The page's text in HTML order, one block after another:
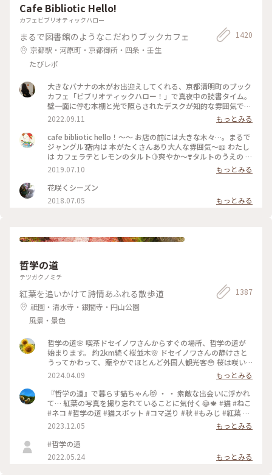
Cafe Bibliotic Hello!
カフェビブリオティックハロー
まるで図書館のようなこだわりブックカフェ
京都駅・河原町・京都御所・四条・壬生
たびレポ
1420
大きなバナナの木がお出迎えしてくれる、京都清明町のブック
カフェ「ビブリオティックハロー！」で真夜中の読書タイム。
壁一面に佇む本棚と光で照らされたデスクが知的な雰囲気で、
これぞ大人カフェでした。2階に貫けている本棚を見に行く
と、ちょっとスケスケの渡り廊下でスリリング。スイーツもド
リンクも美味しくて、夜遅くまでやっているのも嬉しくて。。
これは出張の度に立ち寄りそうです。築150年以上の町屋をリ
ノベしたというところも見応えあり。観光というよりも、ロー
カルに寄り添っているようで温かい空気も感じました。 #私の
ことりっぷ2022 #Myことりっぷ #京都カフェ #ブックカフ
ェ #読書 #ガトーショコラ #コーヒー
2022.09.11
もっとみる
cafe bibliotic hello！〜〜 お店の前には大きな木々…。まるで
ジャングル⁇ 店内は 本がたくさんあり大人な雰囲気〜📖 わたし
は カフェラテとレモンのタルト🍋爽やか〜❣️タルトのうえの レ
モンのドライフルーツがめちゃくちゃ美味しい❣️ カフェの横で
は パンも販売してます。こちらも魅力的でしたが またの機会
に〜 #京都#カフェ#レモンタルト
2019.07.10
もっとみる
花咲くシーズン
2018.07.05
もっとみる
哲学の道
テツガクノミチ
紅葉を追いかけて詩情あふれる散歩道
祇園・清水寺・銀閣寺・円山公園
風景・景色
1387
哲学の道🌸 喫茶ドセイノワさんからすぐの場所、哲学の道が
始まります。 約2km続く桜並木🌸 ドセイノワさんの静けさと
うってかわって、賑やかでほとんど外国人観光客😳 桜は咲い
ているのに異国を旅行しているような気分になります☺️ 途中
で霊鑑寺に寄りながら、気持ちのいいお散歩になりました🌸 #
哲学の道 #桜 #お花見 #京都 #春色さがし #電車旅
2024.04.09
もっとみる
『哲学の道』で暮らす猫ちゃん😻 ・ ・ 素敵な出会いに浮かれ
て… 紅葉の写真を撮り忘れていることに気付く😂🍁 #猫 #ねこ
#ネコ #哲学の道 #猫スポット #コマ送り #秋 #もみじ #紅葉 #
京都紅葉 #京都散策 #京都 #左京区 #岡崎エリア #kyoto #こと
りっぷ京都 #私のことりっぷ旅 #カフー
2023.12.05
もっとみる
#哲学の道
2022.05.24
もっとみる